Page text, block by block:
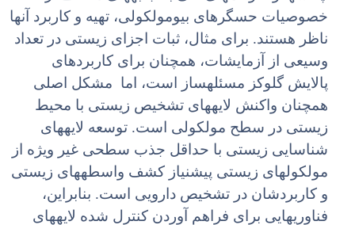
خصوصیات حسگرهای بیومولکولی، تهیه و کاربرد آنها
ناظر هستند. برای مثال، ثبات اجزای زیستی در تعداد
وسیعی از آزمایشات، همچنان برای کاربردهای
پالایش گلوکز مسئلهساز است، اما مشکل اصلی
همچنان واکنش لایههای تشخیص زیستی با محیط
زیستی در سطح مولکولی است. توسعه لایههای
شناسایی زیستی با حداقل جذب سطحی غیر ویژه از
مولکولهای زیستی پیشنیاز کشف واسطههای زیستی
و کاربردشان در تشخیص دارویی است. بنابراین،
فناوریهایی برای فراهم آوردن کنترل شده لایههای